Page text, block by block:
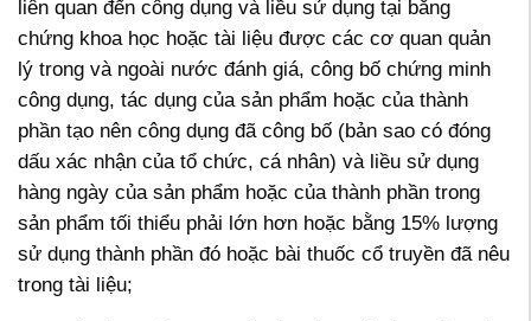
liên quan đến công dụng và liều sử dụng tại bằng
chứng khoa học hoặc tài liệu được các cơ quan quản
lý trong và ngoài nước đánh giá, công bố chứng minh
công dụng, tác dụng của sản phẩm hoặc của thành
phần tạo nên công dụng đã công bố (bản sao có đóng
dấu xác nhận của tổ chức, cá nhân) và liều sử dụng
hàng ngày của sản phẩm hoặc của thành phần trong
sản phẩm tối thiểu phải lớn hơn hoặc bằng 15% lượng
sử dụng thành phần đó hoặc bài thuốc cổ truyền đã nêu
trong tài liệu;